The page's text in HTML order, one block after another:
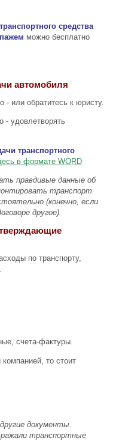
средства
можно бесплатно
автомобиля
- или обратитесь к юристу.
- удовлетворять
транспортного
в формате WORD
правдивые данные об
транспорт
(конечно, если
другое).
по транспорту,
счета-фактуры.
то стоит
документы.
транспортные